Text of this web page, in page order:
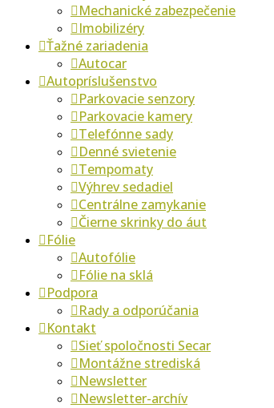
Mechanické zabezpečenie
Imobilizéry
Ťažné zariadenia
Autocar
Autopríslušenstvo
Parkovacie senzory
Parkovacie kamery
Telefónne sady
Denné svietenie
Tempomaty
Výhrev sedadiel
Centrálne zamykanie
Čierne skrinky do áut
Fólie
Autofólie
Fólie na sklá
Podpora
Rady a odporúčania
Kontakt
Sieť spoločnosti Secar
Montážne strediská
Newsletter
Newsletter-archív